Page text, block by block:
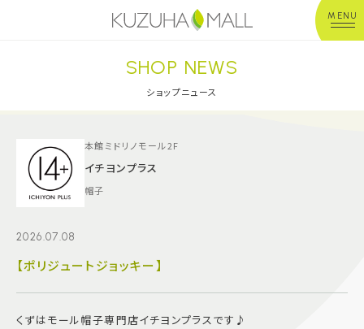
MENU
年中無休平 日：10:00~20:00
※店舗により異なる
ショップガイド
イベント
SHOP NEWS
ショップニュース
本館ミドリノモール2F
イチヨンプラス
帽子
2026.07.08
【ポリジュートジョッキー】
くずはモール帽子専門店イチヨンプラスです♪